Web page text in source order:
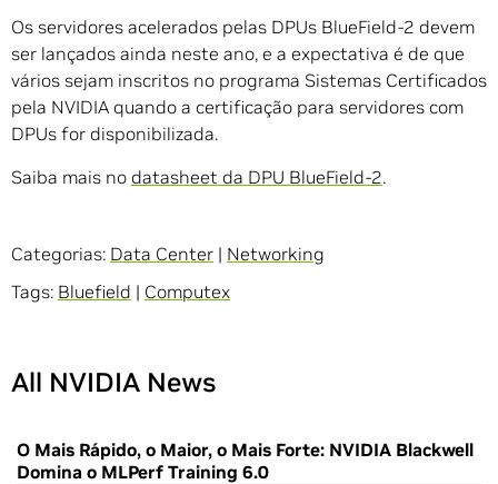
Os servidores acelerados pelas DPUs BlueField-2 devem
ser lançados ainda neste ano, e a expectativa é de que
vários sejam inscritos no programa Sistemas Certificados
pela NVIDIA quando a certificação para servidores com
DPUs for disponibilizada.
Saiba mais no datasheet da DPU BlueField-2.
Categorias: Data Center | Networking
Tags: Bluefield | Computex
All NVIDIA News
O Mais Rápido, o Maior, o Mais Forte: NVIDIA Blackwell
Domina o MLPerf Training 6.0